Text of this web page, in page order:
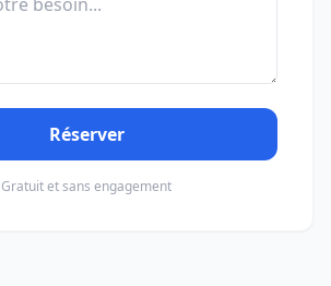
Réserver
Gratuit et sans engagement